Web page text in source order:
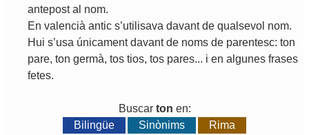
antepost al nom.
En valencià antic s’utilisava davant de qualsevol nom.
Hui s’usa únicament davant de noms de parentesc: ton
pare, ton germà, tos tios, tos pares... i en algunes frases
fetes.
Buscar ton en:
Bilingüe
Sinònims Rima